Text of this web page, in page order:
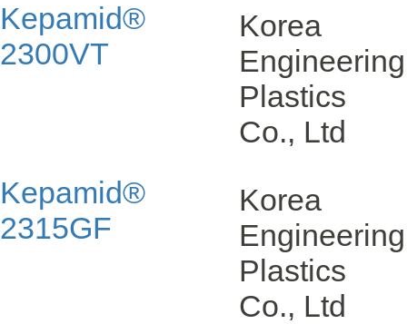
Kepamid®
2300VT
Korea
Engineering
Plastics
Co., Ltd
Kepamid®
2315GF
Korea
Engineering
Plastics
Co., Ltd